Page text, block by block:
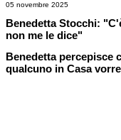
05 novembre 2025
Benedetta Stocchi:
non me le dice"
Benedetta percepisce
qualcuno in Casa